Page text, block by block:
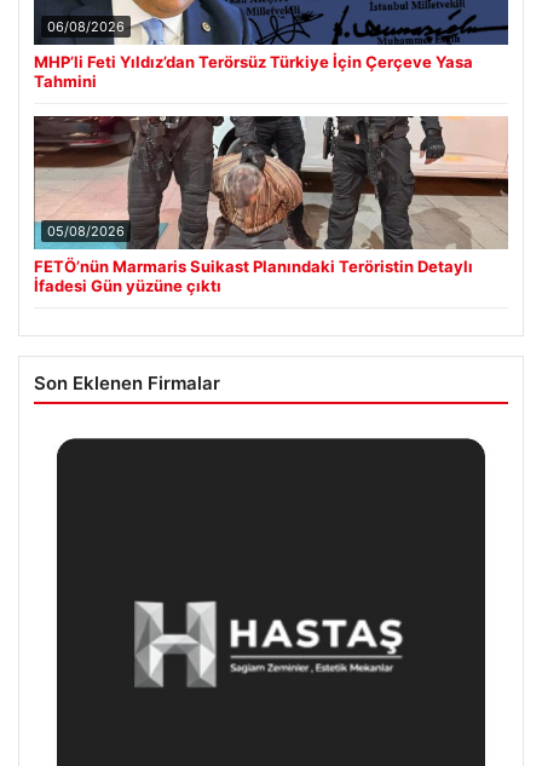
06/08/2026
MHP’li Feti Yıldız’dan Terörsüz Türkiye İçin Çerçeve Yasa
Tahmini
05/08/2026
FETÖ’nün Marmaris Suikast Planındaki Teröristin Detaylı
İfadesi Gün yüzüne çıktı
Son Eklenen Firmalar